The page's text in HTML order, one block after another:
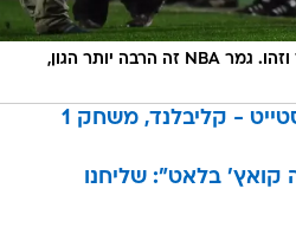
"גמר הצ'מפיונס זה משחק אחד וזהו. גמר NBA זה הרבה יותר הגון,
קואץ' בלאט": שליחנו